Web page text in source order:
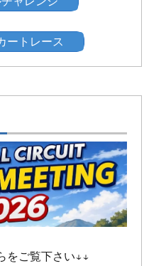
ートレース
をご覧下さい↓↓